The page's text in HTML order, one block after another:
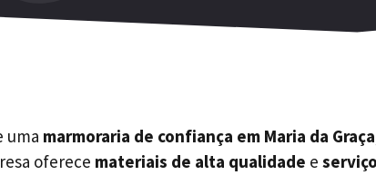
uma marmoraria de confiança em Maria da
oferece materiais de alta qualidade e